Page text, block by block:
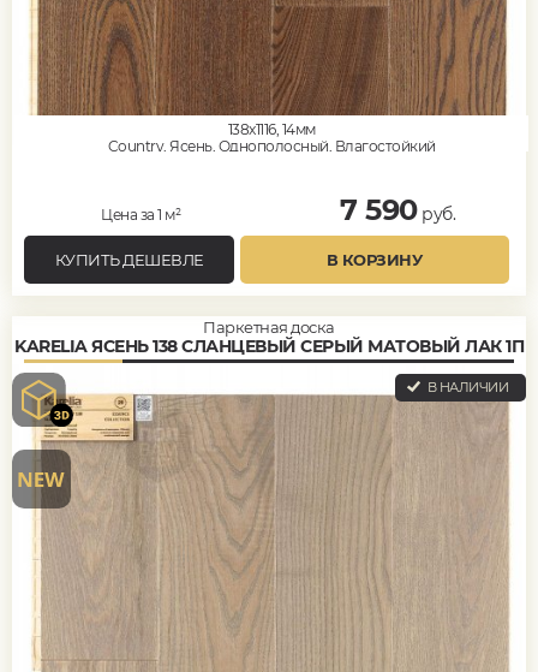
138x1116, 14мм
Country, Ясень, Однополосный, Влагостойкий
Цена за 1 м² 7 590руб.
КУПИТЬ ДЕШЕВЛЕ В КОРЗИНУ
Паркетная доска
KARELIA ЯСЕНЬ 138 СЛАНЦЕВЫЙ СЕРЫЙ МАТОВЫЙ ЛАК 1П
В НАЛИЧИИ